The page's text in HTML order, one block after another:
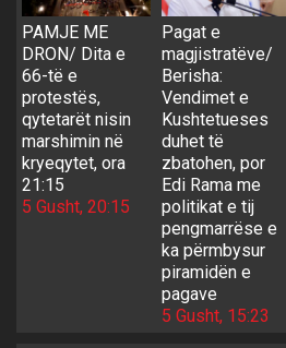
PAMJE ME
DRON/ Dita e
66-të e
protestës,
qytetarët nisin
marshimin në
kryeqytet, ora
21:15
5 Gusht, 20:15
Pagat e
magjistratëve/
Berisha:
Vendimet e
Kushtetueses
duhet të
zbatohen, por
Edi Rama me
politikat e tij
pengmarrëse e
ka përmbysur
piramidën e
pagave
5 Gusht, 15:23